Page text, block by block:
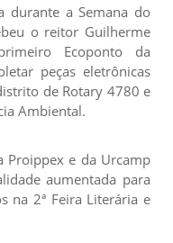
durante a Semana do
o reitor Guilherme
Ecoponto da
peças eletrônicas
de Rotary 4780 e
Ambiental.
Proippex e da Urcamp
aumentada para
na 2ª Feira Literária e